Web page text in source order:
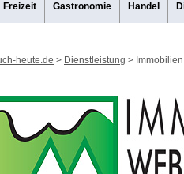
Freizeit Gastronomie Handel
heute.de > Dienstleistung >